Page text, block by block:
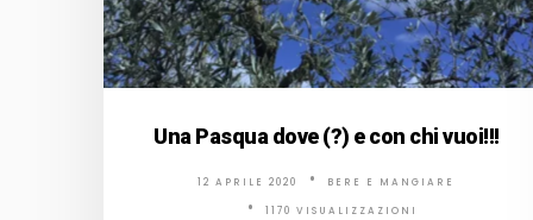
Una Pasqua dove (?) e con chi vuoi!!!
12 APRILE 2020 BERE E MANGIARE
1170 VISUALIZZAZIONI